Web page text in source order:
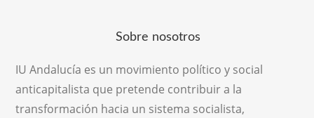
Sobre nosotros
IU Andalucía es un movimiento político y social
anticapitalista que pretende contribuir a la
transformación hacia un sistema socialista,